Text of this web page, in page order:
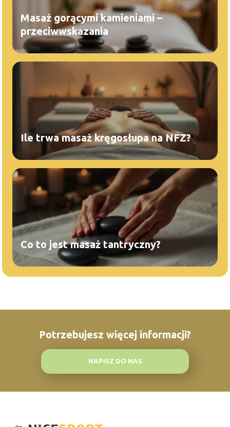
Masaż gorącymi kamieniami –
przeciwwskazania
Ile trwa masaż kręgosłupa na NFZ?
Co to jest masaż tantryczny?
Potrzebujesz więcej informacji?
NAPISZ DO NAS